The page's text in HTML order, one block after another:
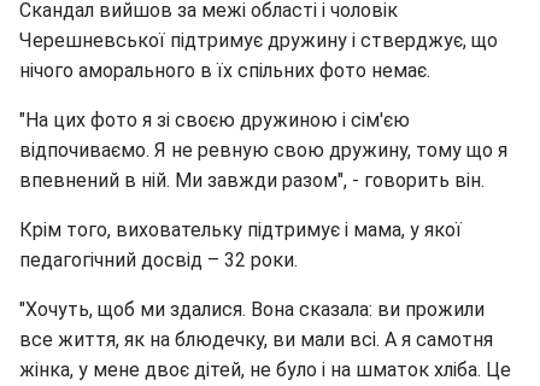
Скандал вийшов за межі області і чоловік
Черешневської підтримує дружину і стверджує, що
нічого аморального в їх спільних фото немає.
"На цих фото я зі своєю дружиною і сім'єю
відпочиваємо. Я не ревную свою дружину, тому що я
впевнений в ній. Ми завжди разом", - говорить він.
Крім того, виховательку підтримує і мама, у якої
педагогічний досвід – 32 роки.
"Хочуть, щоб ми здалися. Вона сказала: ви прожили
все життя, як на блюдечку, ви мали всі. А я самотня
жінка, у мене двоє дітей, не було і на шматок хліба. Це